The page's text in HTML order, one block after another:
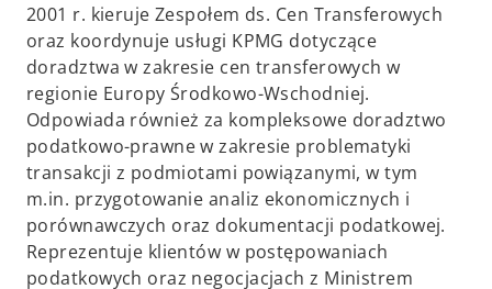
2001 r. kieruje Zespołem ds. Cen Transferowych
oraz koordynuje usługi KPMG dotyczące
doradztwa w zakresie cen transferowych w
regionie Europy Środkowo-Wschodniej.
Odpowiada również za kompleksowe doradztwo
podatkowo-prawne w zakresie problematyki
transakcji z podmiotami powiązanymi, w tym
m.in. przygotowanie analiz ekonomicznych i
porównawczych oraz dokumentacji podatkowej.
Reprezentuje klientów w postępowaniach
podatkowych oraz negocjacjach z Ministrem